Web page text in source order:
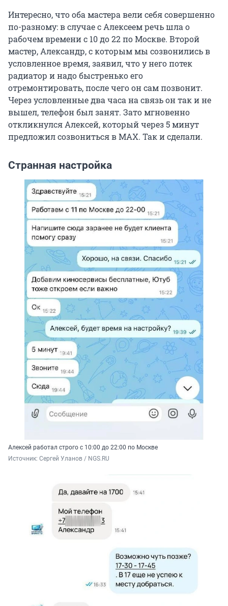
Интересно, что оба мастера вели себя совершенно
по-разному: в случае с Алексеем речь шла о
рабочем времени с 10 до 22 по Москве. Второй
мастер, Александр, с которым мы созвонились в
условленное время, заявил, что у него потек
радиатор и надо быстренько его
отремонтировать, после чего он сам позвонит.
Через условленные два часа на связь он так и не
вышел, телефон был занят. Зато мгновенно
откликнулся Алексей, который через 5 минут
предложил созвониться в МАХ. Так и сделали.
Странная настройка
Алексей работал строго с 10:00 до 22:00 по Москве
Источник: Сергей Уланов / NGS.RU